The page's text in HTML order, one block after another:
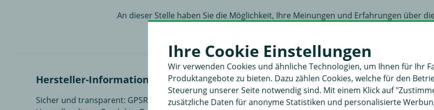
An dieser Stelle haben Sie die Möglichkeit, Ihre Meinungen und Erfahrungen über
Hersteller-Informationen
Sicher und transparent: GPSR-konforme Hersteller-Informationen. Gemäß der neuen EU-GPSR-
Ihre Cookie Einstellungen
Wir verwenden Cookies und ähnliche Technologien, um Ihnen für Ihr
Produktangebote zu bieten. Dazu zählen Cookies, welche für den
Steuerung unserer Seite notwendig sind. Mit einem Klick auf
zusätzliche Daten für anonyme Statistiken und personalisierte